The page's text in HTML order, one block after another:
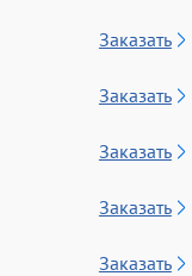
Заказать
Заказать
Заказать
Заказать
Заказать